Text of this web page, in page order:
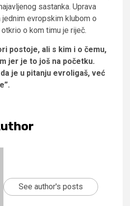
sastanka. Uprava
evropskim klubom o
o kom timu je riječ.
postoje, ali s kim i o čemu,
jer je to još na početku.
je u pitanju evroligaš, već
See author's posts